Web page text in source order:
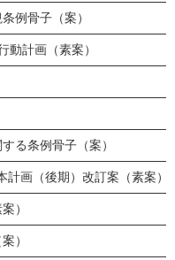
例骨子（案）
動計画（素案）
る条例骨子（案）
画（後期）改訂案（素案）
）
）